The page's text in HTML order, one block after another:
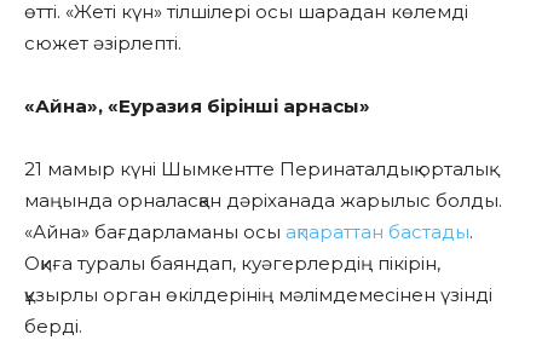
өтті. «Жеті күн» тілшілері осы шарадан көлемді
сюжет әзірлепті.
«Айна», «Еуразия бірінші арнасы»
21 мамыр күні Шымкентте Перинаталдық орталық
маңында орналасқан дәріханада жарылыс болды.
«Айна» бағдарламаны осы ақпараттан бастады.
Оқиға туралы баяндап, куәгерлердің пікірін,
құзырлы орган өкілдерінің мәлімдемесінен үзінді
берді.